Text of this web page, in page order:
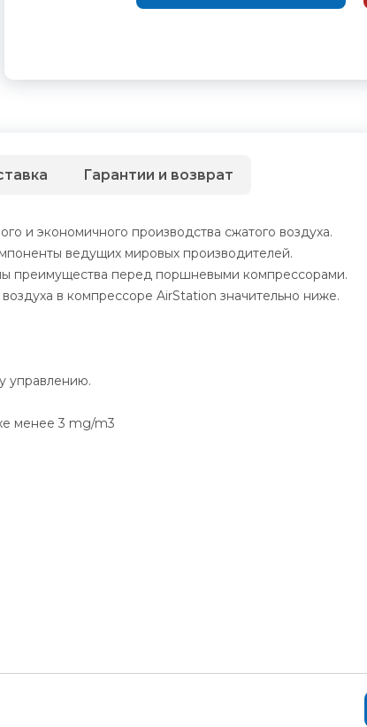
и экономичного производства сжатого воздуха.
ведущих мировых производителей.
преимущества перед поршневыми компрессорами.
в компрессоре AirStation значительно ниже.
управлению.
менее 3 mg/m3
Гарантии и возврат